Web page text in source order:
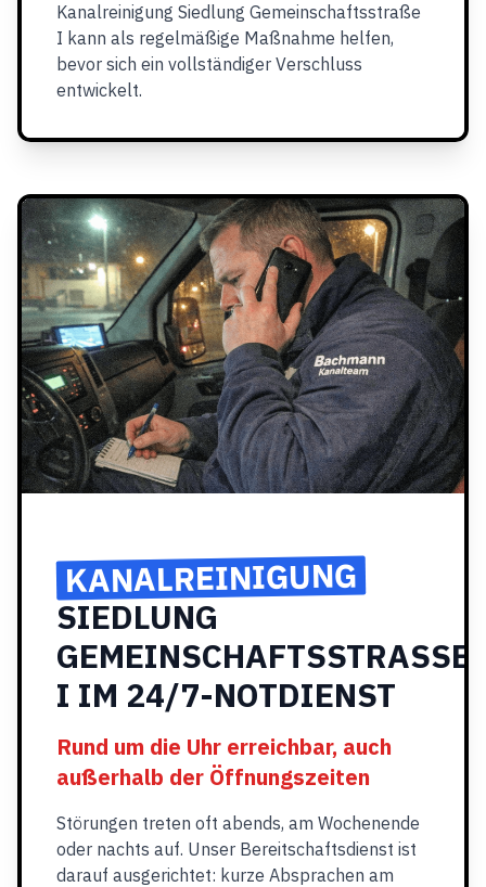
Kanalreinigung Siedlung Gemeinschaftsstraße
I kann als regelmäßige Maßnahme helfen,
bevor sich ein vollständiger Verschluss
entwickelt.
KANALREINIGUNG
SIEDLUNG
GEMEINSCHAFTSSTRASSE
I IM 24/7-NOTDIENST
Rund um die Uhr erreichbar, auch
außerhalb der Öffnungszeiten
Störungen treten oft abends, am Wochenende
oder nachts auf. Unser Bereitschaftsdienst ist
darauf ausgerichtet: kurze Absprachen am